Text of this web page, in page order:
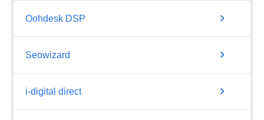
Oohdesk DSP chevron_right
Seowizard chevron_right
i-digital direct chevron_right